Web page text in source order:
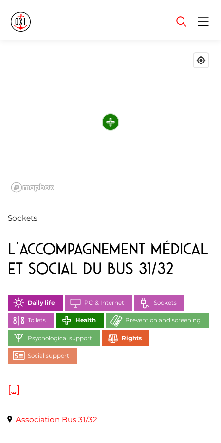
Sockets
L’accompagnement médical
et social du Bus 31/32
Daily life PC & Internet Sockets
Toilets Health Prevention and screening
Psychological support Rights
Social support
[...]
Association Bus 31/32